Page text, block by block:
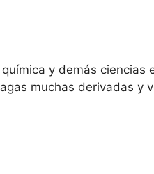
y demás ciencias
muchas derivadas y